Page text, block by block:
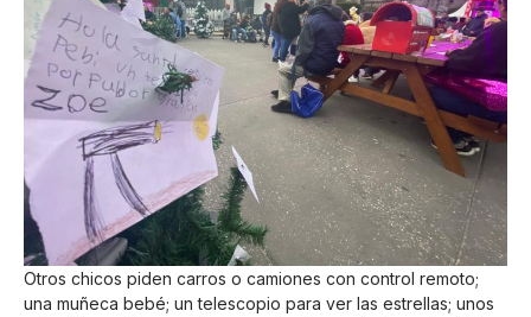
Otros chicos piden carros o camiones con control remoto;
una muñeca bebé; un telescopio para ver las estrellas; unos